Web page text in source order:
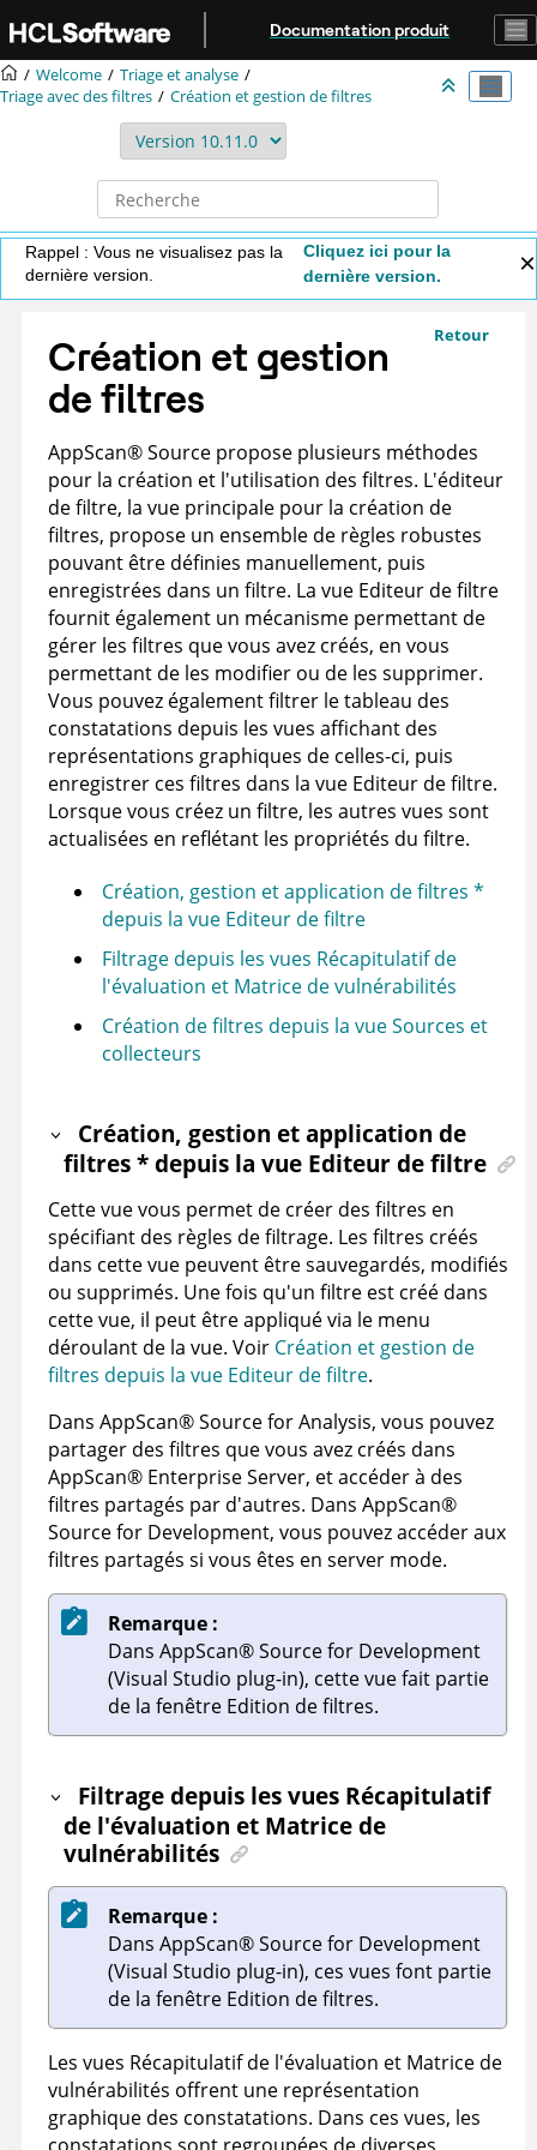
Aller au contenu principal
Documentation produit
Welcome
Triage et analyse
Triage avec des filtres
Création et gestion de filtres
Rappel : Vous ne visualisez pas la
dernière version.
Cliquez ici pour la
dernière version.
Retour
Création et gestion
de filtres
AppScan®Source propose plusieurs méthodes
pour la création et l'utilisation des filtres. L'éditeur
de filtre, la vue principale pour la création de
filtres, propose un ensemble de règles robustes
pouvant être définies manuellement, puis
enregistrées dans un filtre. La vue Editeur de filtre
fournit également un mécanisme permettant de
gérer les filtres que vous avez créés, en vous
permettant de les modifier ou de les supprimer.
Vous pouvez également filtrer le tableau des
constatations depuis les vues affichant des
représentations graphiques de celles-ci, puis
enregistrer ces filtres dans la vue Editeur de filtre.
Lorsque vous créez un filtre, les autres vues sont
actualisées en reflétant les propriétés du filtre.
Création, gestion et application de filtres *
depuis la vue Editeur de filtre
Filtrage depuis les vues Récapitulatif de
l'évaluation et Matrice de vulnérabilités
Création de filtres depuis la vue Sources et
collecteurs
Création, gestion et application de
filtres * depuis la vue Editeur de filtre
Cette vue vous permet de créer des filtres en
spécifiant des règles de filtrage. Les filtres créés
dans cette vue peuvent être sauvegardés, modifiés
ou supprimés. Une fois qu'un filtre est créé dans
cette vue, il peut être appliqué via le menu
déroulant de la vue. Voir Création et gestion de
filtres depuis la vue Editeur de filtre.
Dans AppScan®Source for Analysis, vous pouvez
partager des filtres que vous avez créés dans
AppScan® Enterprise Server, et accéder à des
filtres partagés par d'autres. Dans AppScan®
Source for Development, vous pouvez accéder aux
filtres partagés si vous êtes en server mode.
Remarque :
Dans AppScan®Source for Development
(Visual Studio plug-in), cette vue fait partie
de la fenêtre Edition de filtres.
Filtrage depuis les vues Récapitulatif
de l'évaluation et Matrice de
vulnérabilités
Remarque :
Dans AppScan®Source for Development
(Visual Studio plug-in), ces vues font partie
de la fenêtre Edition de filtres.
Les vues Récapitulatif de l'évaluation et Matrice de
vulnérabilités offrent une représentation
graphique des constatations. Dans ces vues, les